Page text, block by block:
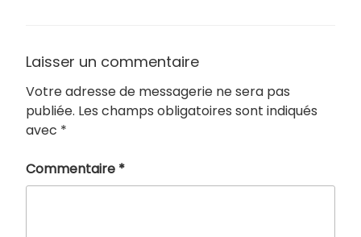
Laisser un commentaire
Votre adresse de messagerie ne sera pas
publiée. Les champs obligatoires sont indiqués
avec *
Commentaire *